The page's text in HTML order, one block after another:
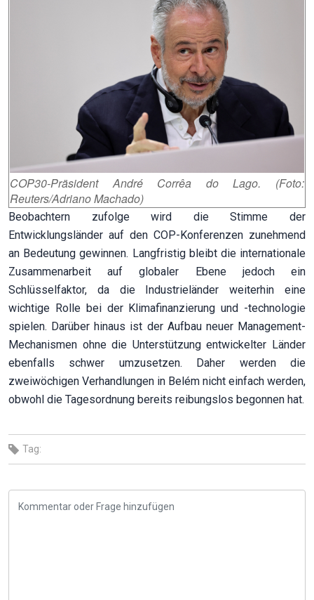
COP30-Präsident André Corrêa do Lago. (Foto:
Reuters/Adriano Machado)
Beobachtern zufolge wird die Stimme der
Entwicklungsländer auf den COP-Konferenzen zunehmend
an Bedeutung gewinnen. Langfristig bleibt die internationale
Zusammenarbeit auf globaler Ebene jedoch ein
Schlüsselfaktor, da die Industrieländer weiterhin eine
wichtige Rolle bei der Klimafinanzierung und -technologie
spielen. Darüber hinaus ist der Aufbau neuer Management-
Mechanismen ohne die Unterstützung entwickelter Länder
ebenfalls schwer umzusetzen. Daher werden die
zweiwöchigen Verhandlungen in Belém nicht einfach werden,
obwohl die Tagesordnung bereits reibungslos begonnen hat.
Tag: